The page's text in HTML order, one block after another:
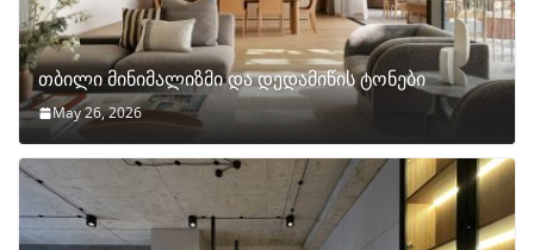
თბილი მინიმალიზმი და დედამიწის ტონები
May 26, 2026